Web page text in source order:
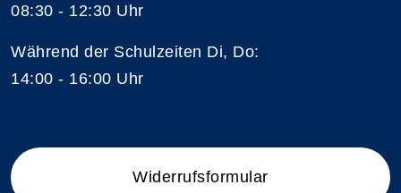
08:30 - 12:30 Uhr
Während der Schulzeiten Di, Do:
14:00 - 16:00 Uhr
Widerrufsformular